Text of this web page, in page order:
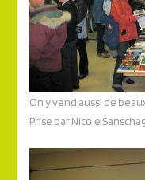
On y vend aussi de
Prise par Nicole